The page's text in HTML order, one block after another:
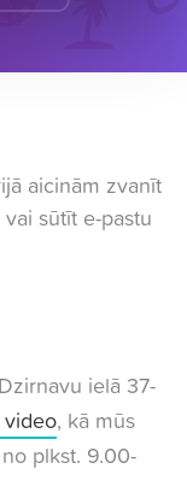
aicinām zvanīt
vai sūtīt e-pastu
ielā 37-
, kā mūs
plkst. 9.00-